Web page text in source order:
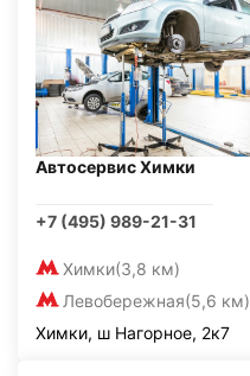
Автосервис Химки
+7 (495) 989-21-31
Химки(3,8 км)
Левобережная(5,6 км)
Химки, ш Нагорное, 2к7